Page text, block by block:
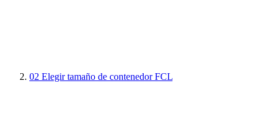
02 Elegir tamaño de contenedor FCL